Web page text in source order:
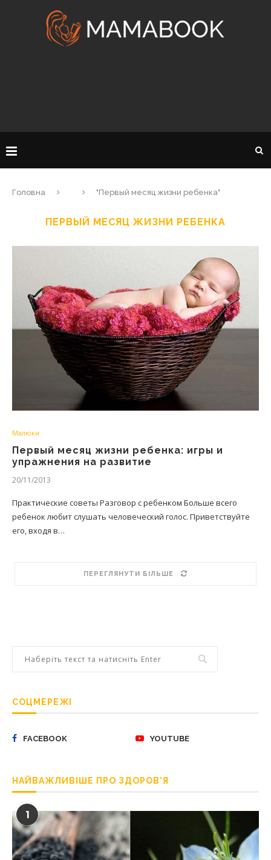
Головна "Первый месяц жизни ребенка"
ПЕРВЫЙ МЕСЯЦ ЖИЗНИ РЕБЕНКА
Малюки
Первый месяц жизни ребенка: игры и
упражнения на развитие
20/11/2013
Практические советы Разговор с ребенком Больше всего
ребенок любит слушать человеческий голос. Приветствуйте
его, входя в…
ПЕРЕГЛЯНУТИ БІЛЬШЕ
СОЦМЕРЕЖІ
FACEBOOK YOUTUBE
НАЙВАЖЛИВІШЕ ПРО ЗДОРОВ’Я
1